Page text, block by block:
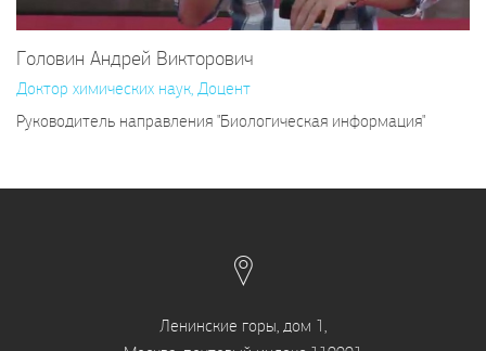
Головин Андрей Викторович
Доктор химических наук, Доцент
Руководитель направления "Биологическая информация"
Ленинские горы, дом 1,